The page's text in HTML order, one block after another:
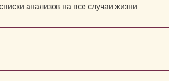
списки анализов на все случаи жизни